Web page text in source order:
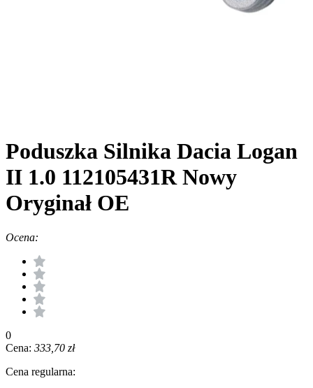
Poduszka Silnika Dacia Logan
II 1.0 112105431R Nowy
Oryginał OE
Ocena:
0
Cena: 333,70 zł
Cena regularna: